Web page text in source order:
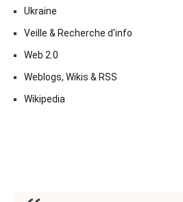
Ukraine
Veille & Recherche d'info
Web 2.0
Weblogs, Wikis & RSS
Wikipedia